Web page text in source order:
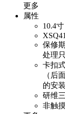
更多
属性
10.4寸
保修
处理
卡扣
（后
的安
研维
非触